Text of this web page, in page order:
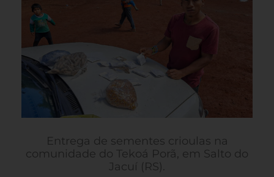
Entrega de sementes crioulas na
comunidade do Tekoá Porã, em Salto do
Jacuí (RS).